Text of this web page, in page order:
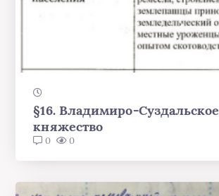
§16. Владимиро-Суздальское
княжество
0 0